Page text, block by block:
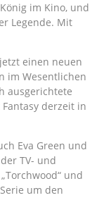
im Kino, und
Legende. Mit
einen neuen
im Wesentlichen
ausgerichtete
derzeit in
Eva Green und
TV- und
und
um den